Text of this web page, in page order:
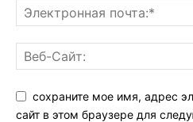
сохраните мое имя, адрес
сайт в этом браузере для